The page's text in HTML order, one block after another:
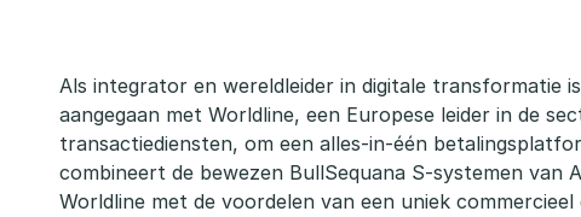
Als integrator en wereldleider in digitale transformatie
aangegaan met Worldline, een Europese leider in de
transactiediensten, om een alles-in-één
combineert de bewezen BullSequana S-systemen van
Worldline met de voordelen van een uniek